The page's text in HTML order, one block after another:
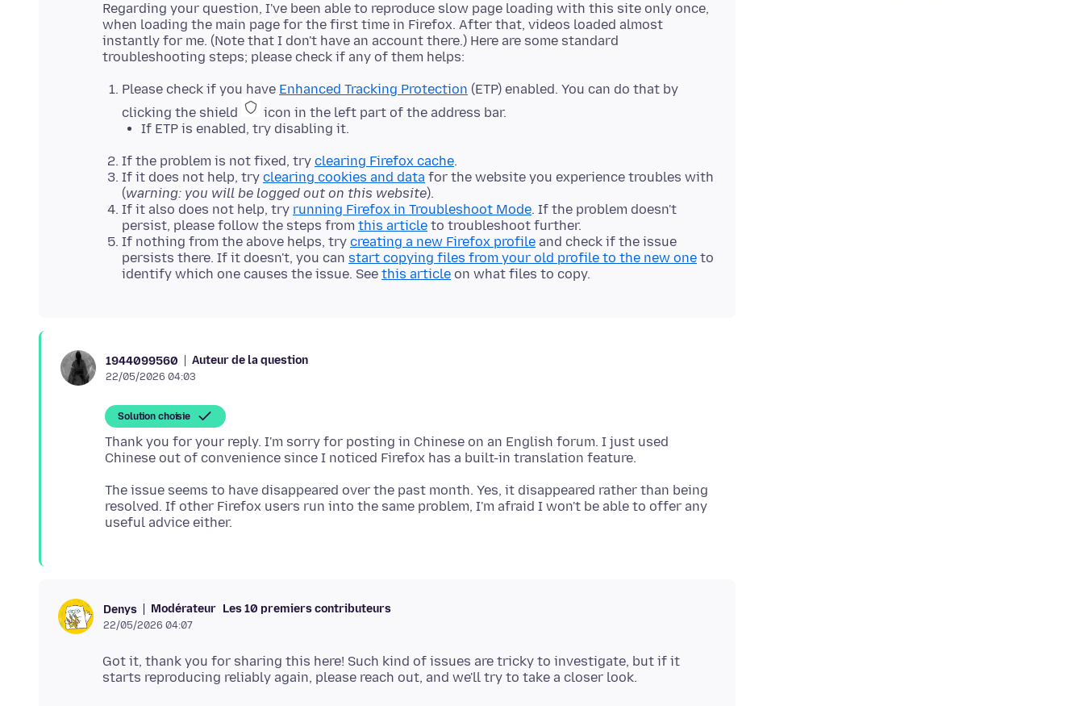
Regarding your question, I've been able to reproduce slow page loading with this site only once,
when loading the main page for the first time in Firefox. After that, videos loaded almost
instantly for me. (Note that I don't have an account there.) Here are some standard
Please check if you have Enhanced Tracking Protection (ETP) enabled. You can do that by
clicking the shield
icon in the left part of the address bar.
If ETP is enabled, try disabling it.
If the problem is not fixed, try clearing Firefox cache.
If it does not help, try clearing cookies and data for the website you experience troubles with
(warning: you will be logged out on this website).
If it also does not help, try running Firefox in Troubleshoot Mode. If the problem doesn't
persist, please follow the steps from this article to troubleshoot further.
If nothing from the above helps, try creating a new Firefox profile and check if the issue
persists there. If it doesn't, you can start copying files from your old profile to the new one to
identify which one causes the issue. See this article on what files to copy.
1944099560 Auteur de la question
22/05/2026 04:03
Solution choisie
Thank you for your reply. I'm sorry for posting in Chinese on an English forum. I just used
The issue seems to have disappeared over the past month. Yes, it disappeared rather than being
resolved. If other Firefox users run into the same problem, I'm afraid I won't be able to offer any
Denys Modérateur Les 10 premiers contributeurs
22/05/2026 04:07
Got it, thank you for sharing this here! Such kind of issues are tricky to investigate, but if it